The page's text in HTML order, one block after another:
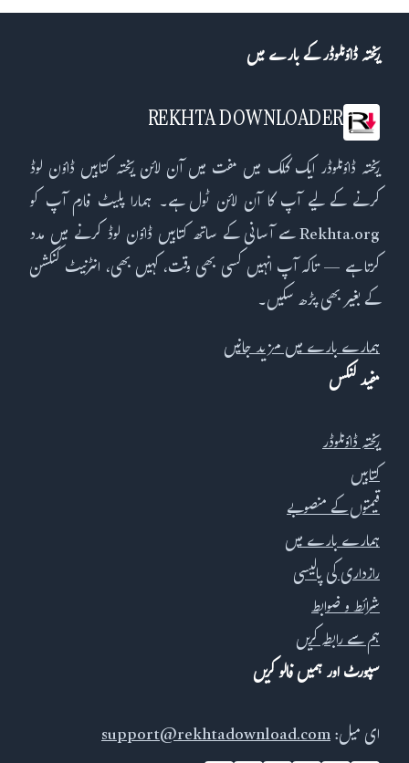
ریختہ ڈاؤنلوڈر کے بارے میں
REKHTA DOWNLOADER
ریختہ ڈاؤنلوڈر ایک کلک میں مفت میں آن لائن ریختہ کتابیں ڈاؤن لوڈ
کرنے کے لیے آپ کا آن لائن ٹول ہے۔ ہمارا پلیٹ فارم آپ کو
Rekhta.org سے آسانی کے ساتھ کتابیں ڈاؤن لوڈ کرنے میں مدد
کرتا ہے — تاکہ آپ انہیں کسی بھی وقت، کہیں بھی، انٹرنیٹ کنکشن
کے بغیر بھی پڑھ سکیں۔
ہمارے بارے میں مزید جانیں
مفید لنکس
ریختہ ڈاؤنلوڈر
کتابیں
قیمتوں کے منصوبے
ہمارے بارے میں
رازداری کی پالیسی
شرائط و ضوابط
ہم سے رابطہ کریں
سپورٹ اور ہمیں فالو کریں
ای میل:support@rekhtadownload.com